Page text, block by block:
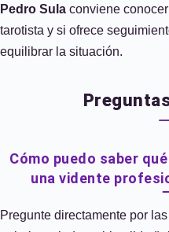
Pedro Sula conviene
tarotista y si ofrece
equilibrar la situación.
Cómo puedo saber
una vidente
Pregunte directamente por